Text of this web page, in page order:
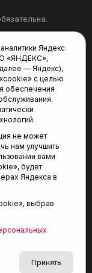
28А
Яндекс
«ЯНДЕКС»,
— Яндекс),
с целью
обеспечения
не может
нам улучшить
вами
будет
Яндекса в
выбрав
Принять